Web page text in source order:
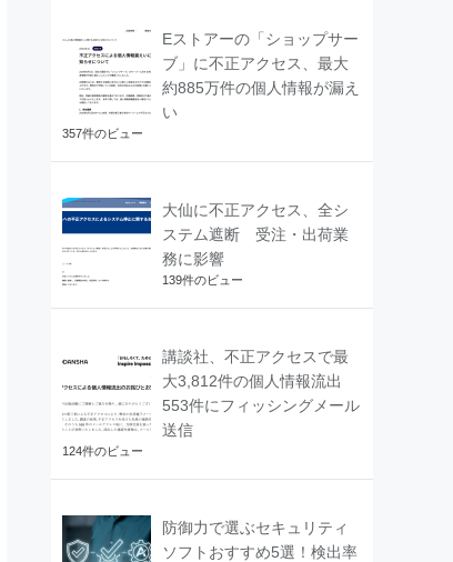
Eストアーの「ショップサー
ブ」に不正アクセス、最大
約885万件の個人情報が漏え
い
357件のビュー
大仙に不正アクセス、全シ
ステム遮断 受注・出荷業
務に影響
139件のビュー
講談社、不正アクセスで最
大3,812件の個人情報流出
553件にフィッシングメール
送信
124件のビュー
防御力で選ぶセキュリティ
ソフトおすすめ5選！検出率